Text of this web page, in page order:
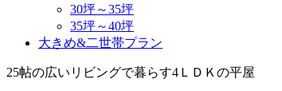
30坪～35坪
35坪～40坪
大きめ&二世帯プラン
25帖の広いリビングで暮らす4ＬＤＫの平屋